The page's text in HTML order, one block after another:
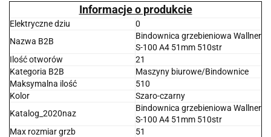
Informacje o produkcie
Elektryczne dziu
0
Nazwa B2B
Bindownica grzebieniowa Wallner
S-100 A4 51mm 510str
Ilość otworów
21
Kategoria B2B
Maszyny biurowe/Bindownice
Maksymalna ilość
510
Kolor
Szaro-czarny
Katalog_2020naz
Bindownica grzebieniowa Wallner
S-100 A4 51mm 510str
Max rozmiar grzb
51